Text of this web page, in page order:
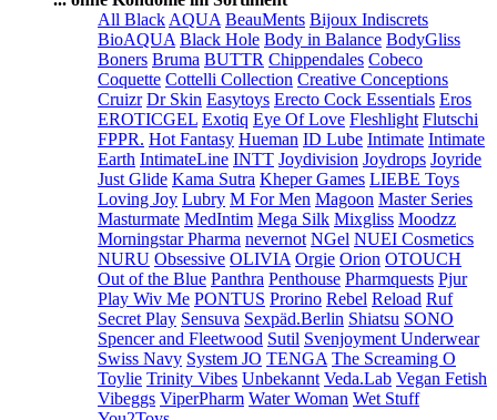
All Black AQUA BeauMents Bijoux Indiscrets
BioAQUA Black Hole Body in Balance BodyGliss
Boners Bruma BUTTR Chippendales Cobeco
Coquette Cottelli Collection Creative Conceptions
Cruizr Dr Skin Easytoys Erecto Cock Essentials Eros
EROTICGEL Exotiq Eye Of Love Fleshlight Flutschi
FPPR. Hot Fantasy Hueman ID Lube Intimate Intimate
Earth IntimateLine INTT Joydivision Joydrops Joyride
Just Glide Kama Sutra Kheper Games LIEBE Toys
Loving Joy Lubry M For Men Magoon Master Series
Masturmate MedIntim Mega Silk Mixgliss Moodzz
Morningstar Pharma nevernot NGel NUEI Cosmetics
NURU Obsessive OLIVIA Orgie Orion OTOUCH
Out of the Blue Panthra Penthouse Pharmquests Pjur
Play Wiv Me PONTUS Prorino Rebel Reload Ruf
Secret Play Sensuva Sexpäd.Berlin Shiatsu SONO
Spencer and Fleetwood Sutil Svenjoyment Underwear
Swiss Navy System JO TENGA The Screaming O
Toylie Trinity Vibes Unbekannt Veda.Lab Vegan Fetish
Vibeggs ViperPharm Water Woman Wet Stuff